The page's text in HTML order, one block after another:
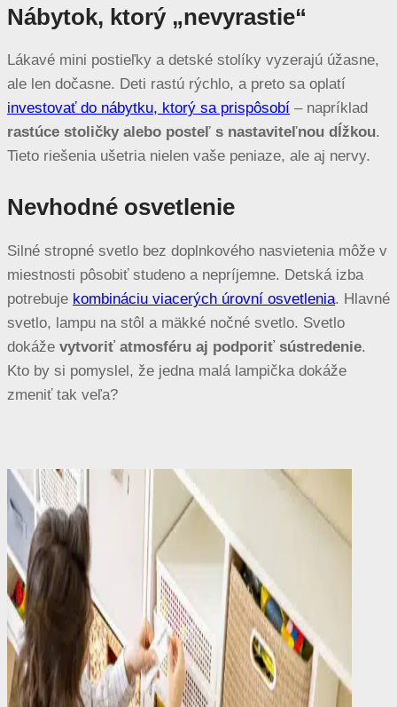
Nábytok, ktorý „nevyrastie“
Lákavé mini postieľky a detské stolíky vyzerajú úžasne,
ale len dočasne. Deti rastú rýchlo, a preto sa oplatí
investovať do nábytku, ktorý sa prispôsobí – napríklad
rastúce stoličky alebo posteľ s nastaviteľnou dĺžkou.
Tieto riešenia ušetria nielen vaše peniaze, ale aj nervy.
Nevhodné osvetlenie
Silné stropné svetlo bez doplnkového nasvietenia môže v
miestnosti pôsobiť studeno a nepríjemne. Detská izba
potrebuje kombináciu viacerých úrovní osvetlenia. Hlavné
svetlo, lampu na stôl a mäkké nočné svetlo. Svetlo
dokáže vytvoriť atmosféru aj podporiť sústredenie.
Kto by si pomyslel, že jedna malá lampička dokáže
zmeniť tak veľa?